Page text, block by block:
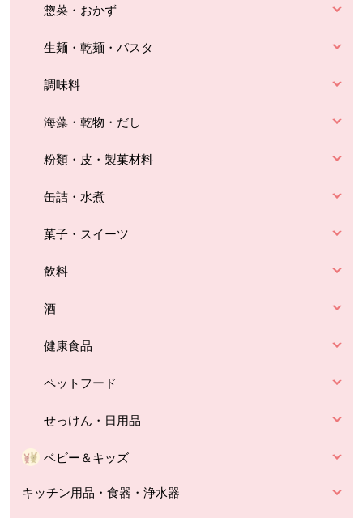
惣菜・おかず
生麺・乾麺・パスタ
調味料
海藻・乾物・だし
粉類・皮・製菓材料
缶詰・水煮
菓子・スイーツ
飲料
酒
健康食品
ペットフード
せっけん・日用品
ベビー＆キッズ
キッチン用品・食器・浄水器